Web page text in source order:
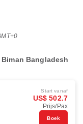
Bangladesh
Start vanaf
US$ 502.7
Prijs/Pax
Boek